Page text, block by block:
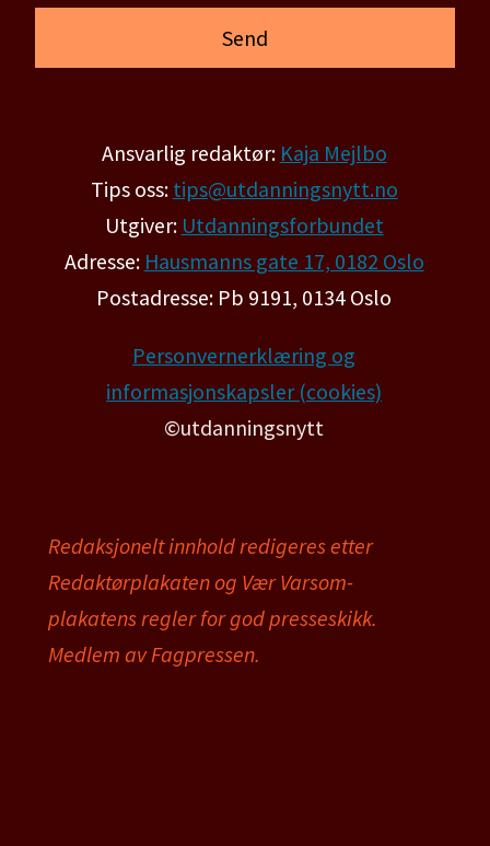
Ansvarlig redaktør: Kaja Mejlbo
Tips oss: tips@utdanningsnytt.no
Utgiver: Utdanningsforbundet
Adresse: Hausmanns gate 17, 0182 Oslo
Postadresse: Pb 9191, 0134 Oslo
Personvernerklæring og
informasjonskapsler (cookies)
©utdanningsnytt
Redaksjonelt innhold redigeres etter
Redaktørplakaten og Vær Varsom-
plakatens regler for god presseskikk.
Medlem av Fagpressen.